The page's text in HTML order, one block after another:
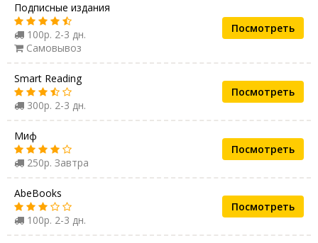
Подписные издания
100р. 2-3 дн.
Самовывоз
Посмотреть
Smart Reading
300р. 2-3 дн.
Посмотреть
Миф
250р. Завтра
Посмотреть
AbeBooks
100р. 2-3 дн.
Посмотреть